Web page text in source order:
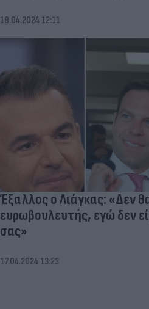
18.04.2024 12:11
Έξαλλος ο Λιάγκας: «Δεν
ευρωβουλευτής, εγώ δεν
σας»
17.04.2024 13:23